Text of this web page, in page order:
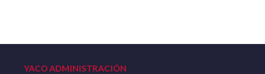
YACO ADMINISTRACIÓN